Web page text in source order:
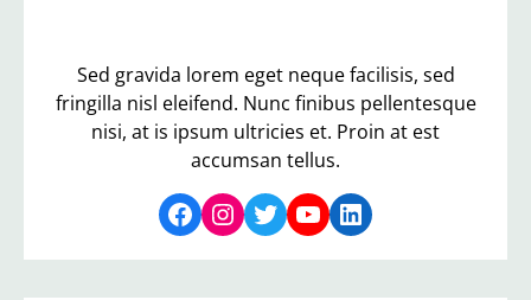
Sed gravida lorem eget neque facilisis, sed
fringilla nisl eleifend. Nunc finibus pellentesque
nisi, at is ipsum ultricies et. Proin at est
accumsan tellus.
Facebook Instagram Twitter YouTube LinkedIn